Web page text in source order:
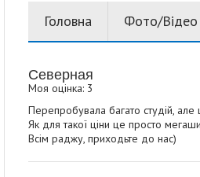
Головна Фото/Відео
Северная
Моя оцінка: 3
Перепробувала багато студій, але
Як для такої ціни це просто
Всім раджу, приходьте до нас)